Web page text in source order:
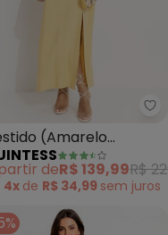
Vestido Midi Listrado
(Amarelo
em Viscose
Sarjada
deR$ 139,99R$
4x de R$ 34,99 sem juros